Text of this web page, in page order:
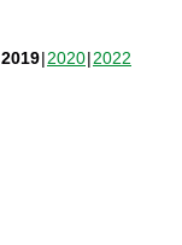
2019 2020 2022